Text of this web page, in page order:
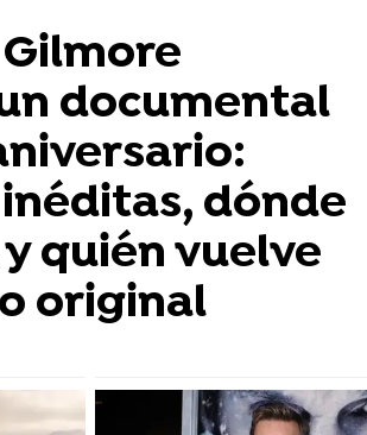
Gilmore
documental
dónde
quién vuelve
original